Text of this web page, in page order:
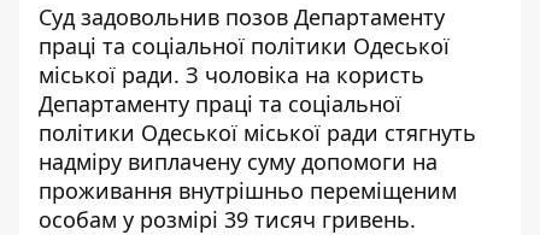
Суд задовольнив позов Департаменту
праці та соціальної політики Одеської
міської ради. З чоловіка на користь
Департаменту праці та соціальної
політики Одеської міської ради стягнуть
надміру виплачену суму допомоги на
проживання внутрішньо переміщеним
особам у розмірі 39 тисяч гривень.